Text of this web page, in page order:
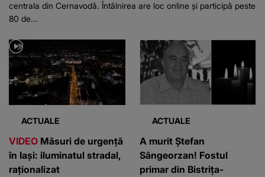
centrala din Cernavodă. Întâlnirea are loc online și participă peste
80 de...
ACTUALE
VIDEO Măsuri de urgență
în Iași: iluminatul stradal,
raționalizat
ACTUALE
A murit Ștefan
Sângeorzan! Fostul
primar din Bistrița-